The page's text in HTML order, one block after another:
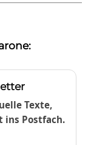
Texte,
ins Postfach.